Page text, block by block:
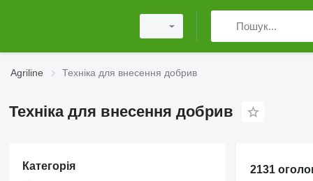
Agriline Техніка для внесення добрив
Техніка для внесення добрив
Категорія 2131